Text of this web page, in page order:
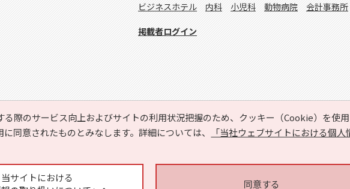
際のサービス向上およびサイトの利用状況把握のため、クッキー（Cookie）を使
同意されたものとみなします。詳細については、
「当社ウェブサイトにおける個人
当サイトにおける
同意する
ビジネスホテル
内科 小児科 動物病院 会計事務所
掲載者ログイン
Copyright © HYOJITO.Co.,Ltd. All Rights Reserved.